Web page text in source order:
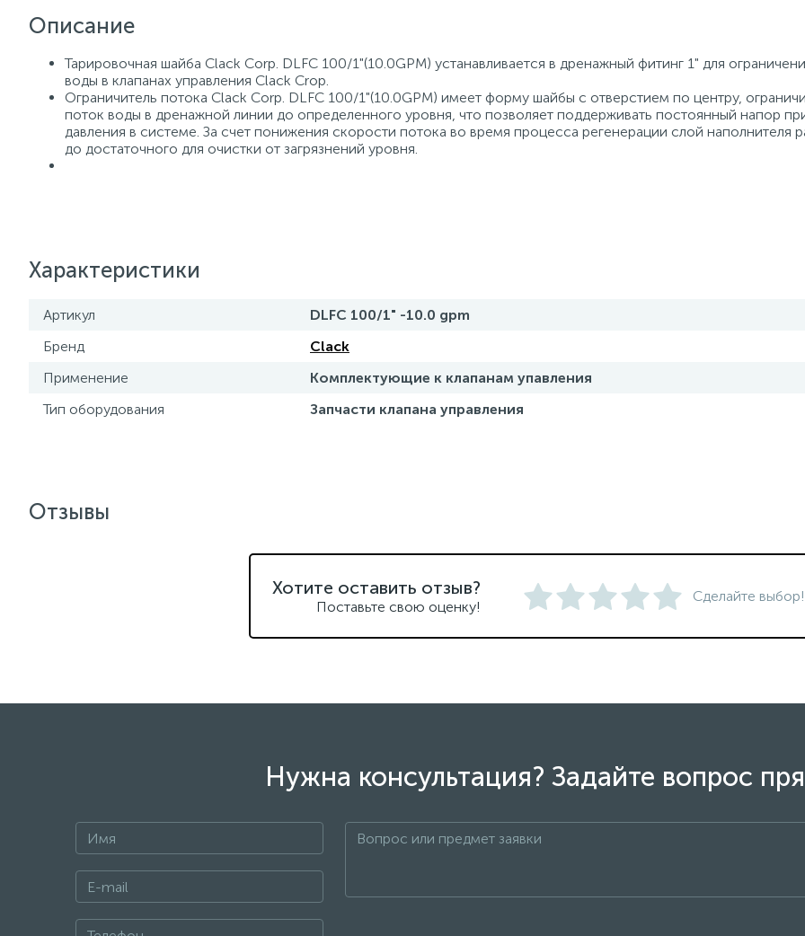
Описание
Тарировочная шайба Clack Corp. DLFC 100/1"(10.0GPM) устанавливается в дренажный фитинг 1" для
воды в клапанах управления Clack Crop.
Ограничитель потока Clack Corp. DLFC 100/1"(10.0GPM) имеет форму шайбы с отверстием по центру,
поток воды в дренажной линии до определенного уровня, что позволяет поддерживать постоянный напор
давления в системе. За счет понижения скорости потока во время процесса регенерации слой наполнителя
до достаточного для очистки от загрязнений уровня.
Характеристики
Артикул
DLFC 100/1" -10.0 gpm
Бренд
Clack
Применение
Комплектующие к клапанам упавления
Тип оборудования
Запчасти клапана управления
Отзывы
Хотите оставить отзыв?
Поставьте свою оценку!
Сделайте выбор!
Нужна консультация? Задайте вопрос